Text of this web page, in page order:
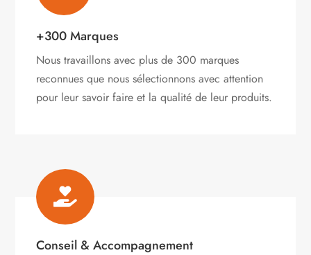
+300 Marques
Nous travaillons avec plus de 300 marques
reconnues que nous sélectionnons avec attention
pour leur savoir faire et la qualité de leur produits.

Conseil & Accompagnement